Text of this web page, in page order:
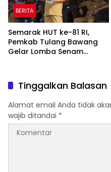
BERITA
Semarak HUT ke-81 RI,
Pemkab Tulang Bawang
Gelar Lomba Senam
Tinggalkan Balasan
Alamat email Anda tidak
wajib ditandai *